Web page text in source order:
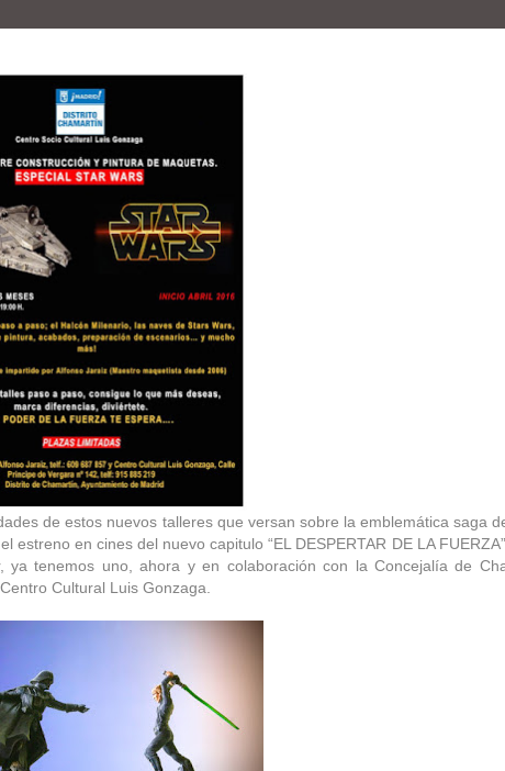
de estos nuevos talleres que versan sobre la emblemática saga
en cines del nuevo capitulo “EL DESPERTAR DE LA
tenemos uno, ahora y en colaboración con la Concejalía de
Cultural Luis Gonzaga.